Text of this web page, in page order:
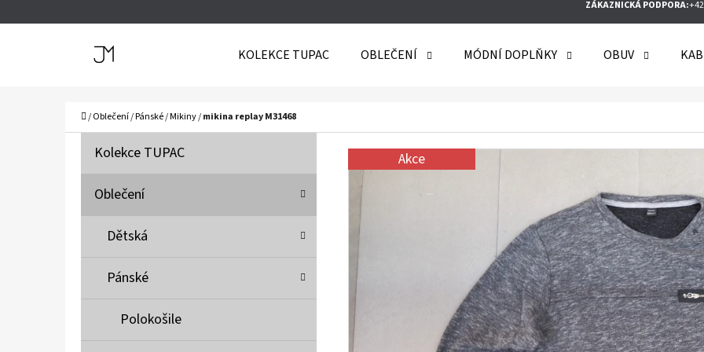
ZÁKAZNICKÁ PODPORA:
KOLEKCE TUPAC OBLEČENÍ MÓDNÍ DOPLŇKY OBUV
Domů
/Oblečení/Pánské/Mikiny/mikina replay M31468
Přeskočit
K Kolekce TUPAC
Oblečení
Dětská
Pánské
Polokošile
Akce
DOPORUČUJEME